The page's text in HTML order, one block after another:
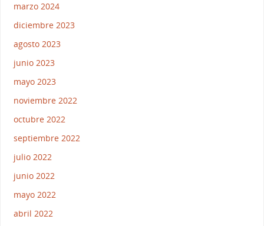
marzo 2024
diciembre 2023
agosto 2023
junio 2023
mayo 2023
noviembre 2022
octubre 2022
septiembre 2022
julio 2022
junio 2022
mayo 2022
abril 2022